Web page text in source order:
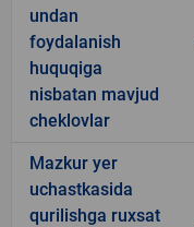
undan
foydalanish
huquqiga
nisbatan mavjud
cheklovlar
Mazkur yer
uchastkasida
qurilishga ruxsat